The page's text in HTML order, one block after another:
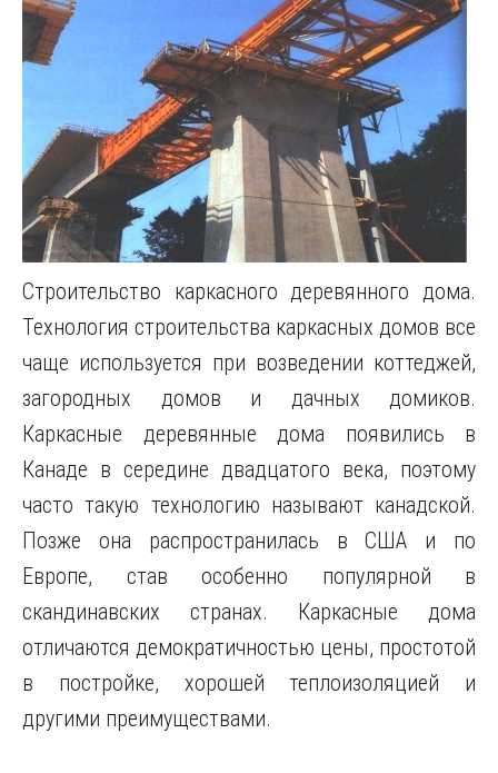
Строительство каркасного деревянного дома.
Технология строительства каркасных домов все
чаще используется при возведении коттеджей,
загородных домов и дачных домиков.
Каркасные деревянные дома появились в
Канаде в середине двадцатого века, поэтому
часто такую технологию называют канадской.
Позже она распространилась в США и по
Европе, став особенно популярной в
скандинавских странах. Каркасные дома
отличаются демократичностью цены, простотой
в постройке, хорошей теплоизоляцией и
другими преимуществами.